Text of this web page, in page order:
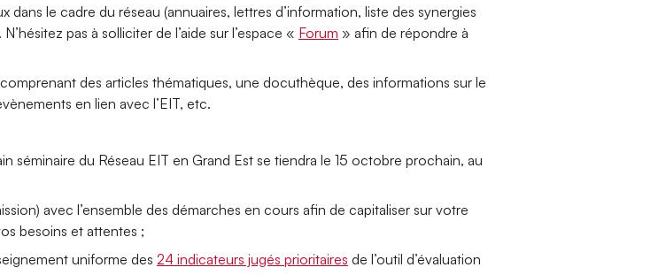
le cadre du réseau (annuaires, lettres d’information, liste des synergies
pas à solliciter de l’aide sur l’espace « Forum » afin de répondre à
des articles thématiques, une docuthèque, des informations sur le
en lien avec l’EIT, etc.
séminaire du Réseau EIT en Grand Est se tiendra le 15 octobre prochain, au
avec l’ensemble des démarches en cours afin de capitaliser sur votre
besoins et attentes ;
uniforme des 24 indicateurs jugés prioritaires de l’outil d’évaluation